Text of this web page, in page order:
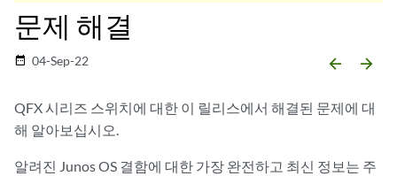
문제 해결
date_range 04-Sep-22 arrow_backward arrow_forward
QFX 시리즈 스위치에 대한 이 릴리스에서 해결된 문제에 대
해 알아보십시오.
알려진 Junos OS 결함에 대한 가장 완전하고 최신 정보는 주